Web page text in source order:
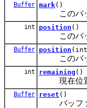
Buffer mark()
このバッ
int position ()
このバッ
Buffer position (int
このバッ
int remaining ()
現在位置
Buffer reset ()
バッファ